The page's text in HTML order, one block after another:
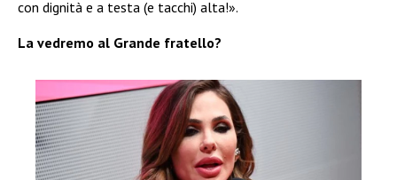
con dignità e a testa (e tacchi) alta!».
La vedremo al Grande fratello?